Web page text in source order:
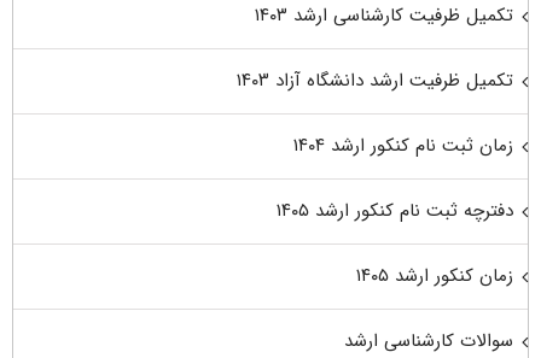
تکمیل ظرفیت کارشناسی ارشد ۱۴۰۳
تکمیل ظرفیت ارشد دانشگاه آزاد ۱۴۰۳
زمان ثبت نام کنکور ارشد ۱۴۰۴
دفترچه ثبت نام کنکور ارشد ۱۴۰۵
زمان کنکور ارشد ۱۴۰۵
سوالات کارشناسی ارشد